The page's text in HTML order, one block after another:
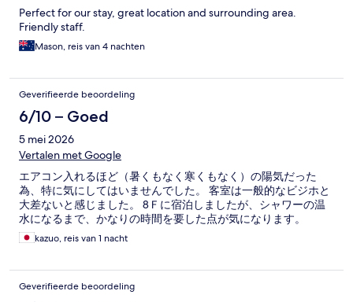
Perfect for our stay, great location and surrounding area.
Friendly staff.
Mason, reis van 4 nachten
Geverifieerde beoordeling
6/10 – Goed
5 mei 2026
Vertalen met Google
エアコン入れるほど（暑くもなく寒くもなく）の陽気だった
為、特に気にしてはいませんでした。 客室は一般的なビジホと
大差ないと感じました。 8Ｆに宿泊しましたが、シャワーの温
水になるまで、かなりの時間を要した点が気になります。
kazuo, reis van 1 nacht
Geverifieerde beoordeling